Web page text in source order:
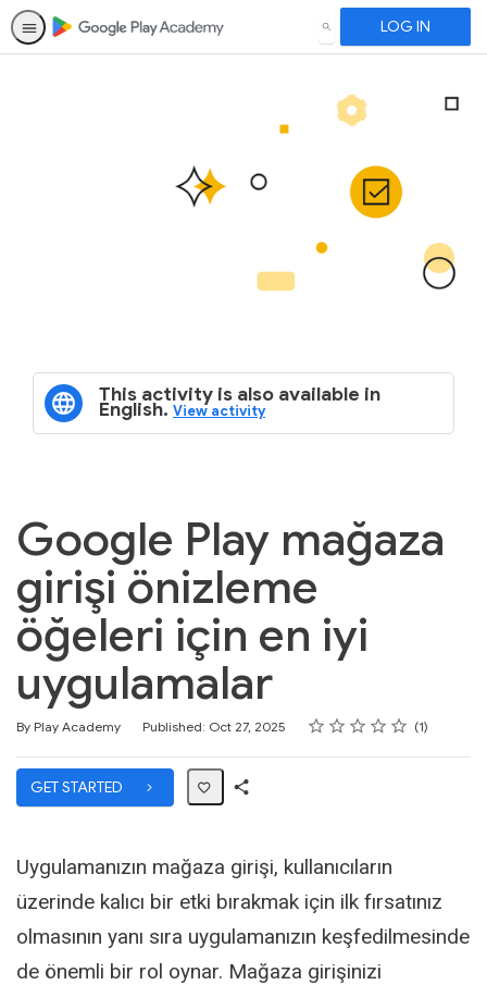
SEARCH LOG IN
This activity is also available in
English. View activity
Google Play mağaza
girişi önizleme
öğeleri için en iyi
uygulamalar
By Play Academy Published: Oct 27, 2025 Rating
1 star
2 stars
3 stars
4 stars
5 stars
Average rating: 0 1
1 review
GET STARTED
Uygulamanızın mağaza girişi, kullanıcıların
üzerinde kalıcı bir etki bırakmak için ilk fırsatınız
olmasının yanı sıra uygulamanızın keşfedilmesinde
de önemli bir rol oynar. Mağaza girişinizi